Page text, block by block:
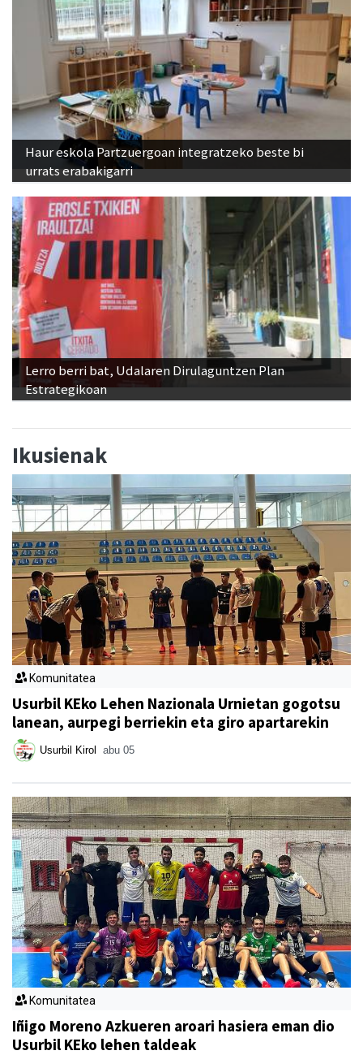
Haur eskola Partzuergoan integratzeko beste bi
urrats erabakigarri
Lerro berri bat, Udalaren Dirulaguntzen Plan
Estrategikoan
Ikusienak
Komunitatea
Usurbil KEko Lehen Nazionala Urnietan gogotsu
lanean, aurpegi berriekin eta giro apartarekin
Usurbil Kirol abu 05
Komunitatea
Iñigo Moreno Azkueren aroari hasiera eman dio
Usurbil KEko lehen taldeak